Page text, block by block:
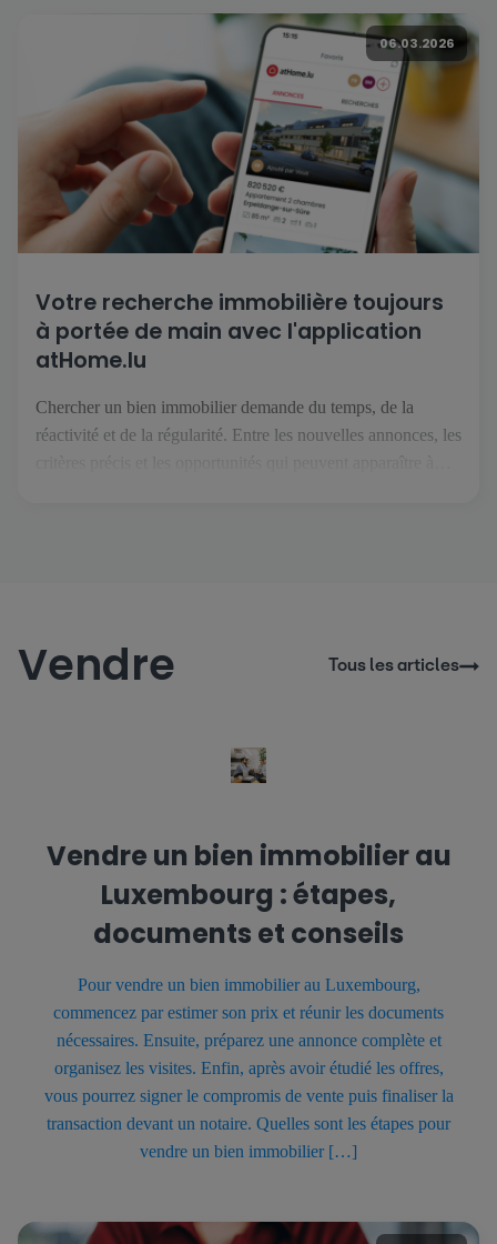
luxembourgeois a annoncé une hausse à 45 000 € en juillet
06.03.2026
Votre recherche immobilière toujours
à portée de main avec l'application
atHome.lu
Chercher un bien immobilier demande du temps, de la
réactivité et de la régularité. Entre les nouvelles annonces, les
Vendre Tous les articles
Vendre un bien immobilier au
Luxembourg : étapes,
documents et conseils
Pour vendre un bien immobilier au Luxembourg,
commencez par estimer son prix et réunir les documents
nécessaires. Ensuite, préparez une annonce complète et
organisez les visites. Enfin, après avoir étudié les offres,
vous pourrez signer le compromis de vente puis finaliser la
transaction devant un notaire. Quelles sont les étapes pour
vendre un bien immobilier […]